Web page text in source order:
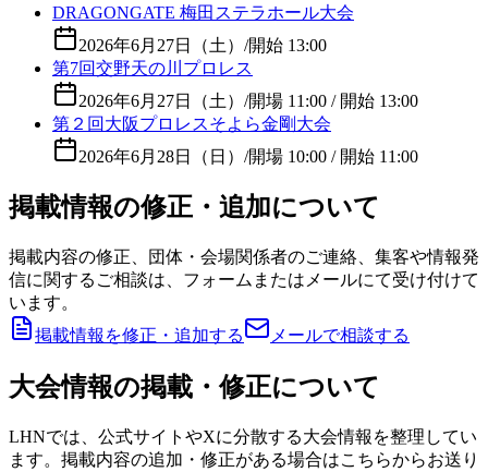
DRAGONGATE 梅田ステラホール大会
2026年6月27日（土） /開始 13:00
第7回交野天の川プロレス
2026年6月27日（土） /開場 11:00 / 開始 13:00
第２回大阪プロレスそよら金剛大会
2026年6月28日（日） /開場 10:00 / 開始 11:00
掲載情報の修正・追加について
掲載内容の修正、団体・会場関係者のご連絡、集客や情報発
信に関するご相談は、フォームまたはメールにて受け付けて
います。
掲載情報を修正・追加する
メールで相談する
大会情報の掲載・修正について
LHNでは、公式サイトやXに分散する大会情報を整理してい
ます。掲載内容の追加・修正がある場合はこちらからお送り